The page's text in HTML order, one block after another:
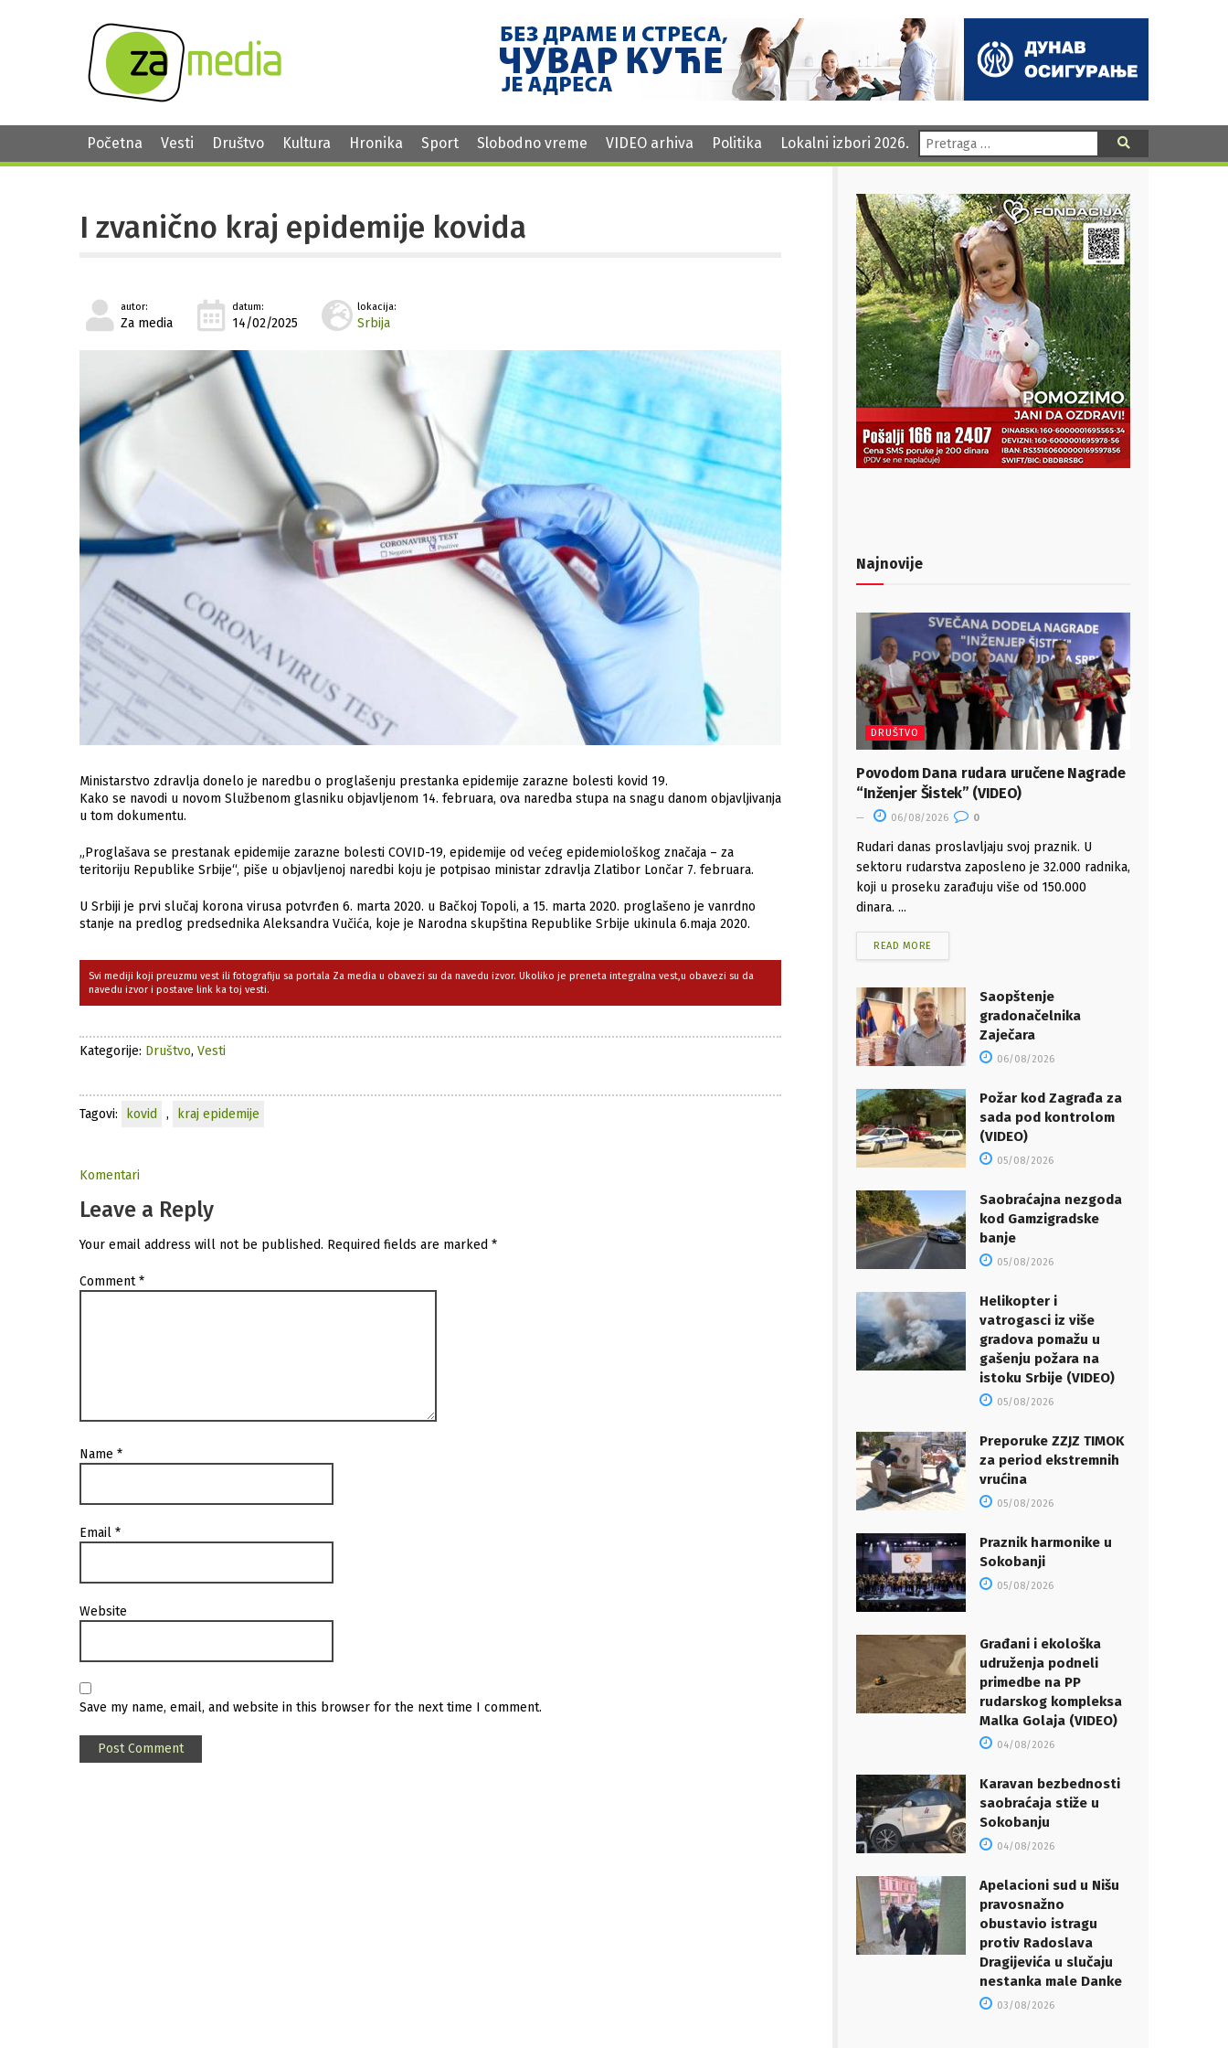
Početna Vesti Društvo Kultura Hronika Sport Slobodno vreme VIDEO arhiva Politika Lokalni izbori 2026. Pretraga:
I zvanično kraj epidemije kovida
autor:
Za media
datum:
14/02/2025
lokacija:
Srbija
Ministarstvo zdravlja donelo je naredbu o proglašenju prestanka epidemije zarazne bolesti kovid 19.
Kako se navodi u novom Službenom glasniku objavljenom 14. februara, ova naredba stupa na snagu danom objavljivanja
u tom dokumentu.
„Proglašava se prestanak epidemije zarazne bolesti COVID-19, epidemije od većeg epidemiološkog značaja – za
teritoriju Republike Srbije“, piše u objavljenoj naredbi koju je potpisao ministar zdravlja Zlatibor Lončar 7. februara.
U Srbiji je prvi slučaj korona virusa potvrđen 6. marta 2020. u Bačkoj Topoli, a 15. marta 2020. proglašeno je vanrdno
stanje na predlog predsednika Aleksandra Vučića, koje je Narodna skupština Republike Srbije ukinula 6.maja 2020.
Svi mediji koji preuzmu vest ili fotografiju sa portala Za media u obavezi su da navedu izvor. Ukoliko je preneta integralna vest,u obavezi su da
navedu izvor i postave link ka toj vesti.
Kategorije: Društvo, Vesti
Tagovi: kovid , kraj epidemije
Komentari
Leave a Reply
Your email address will not be published. Required fields are marked *
Comment*
Name *
Email *
Website
Save my name, email, and website in this browser for the next time I comment.
Najnovije
DRUŠTVO
Povodom Dana rudara uručene Nagrade
“Inženjer Šistek” (VIDEO)
06/08/2026 0
Rudari danas proslavljaju svoj praznik. U
sektoru rudarstva zaposleno je 32.000 radnika,
koji u proseku zarađuju više od 150.000
dinara. ...
READ MORE
Saopštenje
gradonačelnika
Zaječara
06/08/2026
Požar kod Zagrađa za
sada pod kontrolom
(VIDEO)
05/08/2026
Saobraćajna nezgoda
kod Gamzigradske
banje
05/08/2026
Helikopter i
vatrogasci iz više
gradova pomažu u
gašenju požara na
istoku Srbije (VIDEO)
05/08/2026
Preporuke ZZJZ TIMOK
za period ekstremnih
vrućina
05/08/2026
Praznik harmonike u
Sokobanji
05/08/2026
Građani i ekološka
udruženja podneli
primedbe na PP
rudarskog kompleksa
Malka Golaja (VIDEO)
04/08/2026
Karavan bezbednosti
saobraćaja stiže u
Sokobanju
04/08/2026
Apelacioni sud u Nišu
pravosnažno
obustavio istragu
protiv Radoslava
Dragijevića u slučaju
nestanka male Danke
03/08/2026